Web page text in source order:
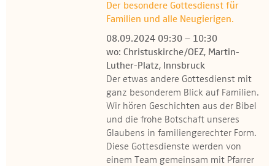
Medien
Kontakt
Der besondere Gottesdienst für
Familien und alle Neugierigen.
08.09.2024 09:30 – 10:30
wo: Christuskirche/OEZ, Martin-
Luther-Platz, Innsbruck
Der etwas andere Gottesdienst mit
ganz besonderem Blick auf Familien.
Wir hören Geschichten aus der Bibel
und die frohe Botschaft unseres
Glaubens in familiengerechter Form.
Diese Gottesdienste werden von
einem Team gemeinsam mit Pfarrer